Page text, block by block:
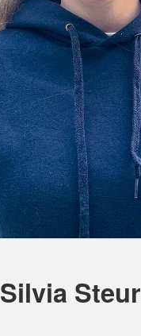
Silvia Steur